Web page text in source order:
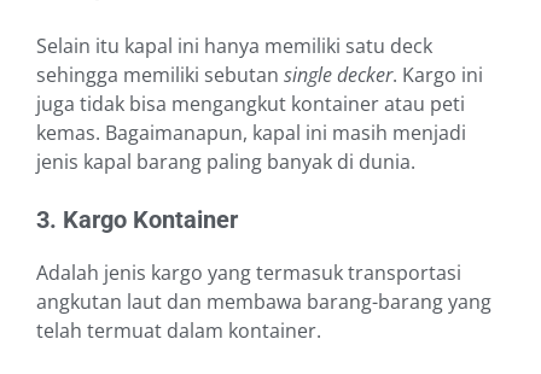
Selain itu kapal ini hanya memiliki satu deck
sehingga memiliki sebutan single decker. Kargo ini
juga tidak bisa mengangkut kontainer atau peti
kemas. Bagaimanapun, kapal ini masih menjadi
jenis kapal barang paling banyak di dunia.
3. Kargo Kontainer
Adalah jenis kargo yang termasuk transportasi
angkutan laut dan membawa barang-barang yang
telah termuat dalam kontainer.